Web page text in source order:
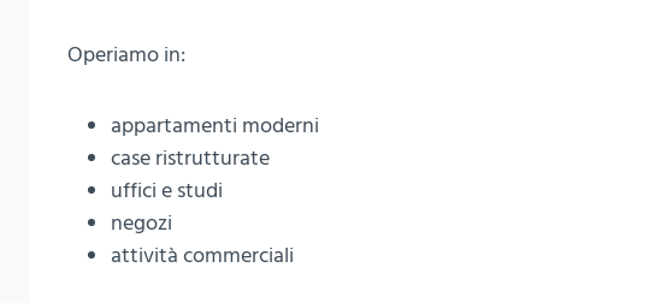
Operiamo in:
appartamenti moderni
case ristrutturate
uffici e studi
negozi
attività commerciali